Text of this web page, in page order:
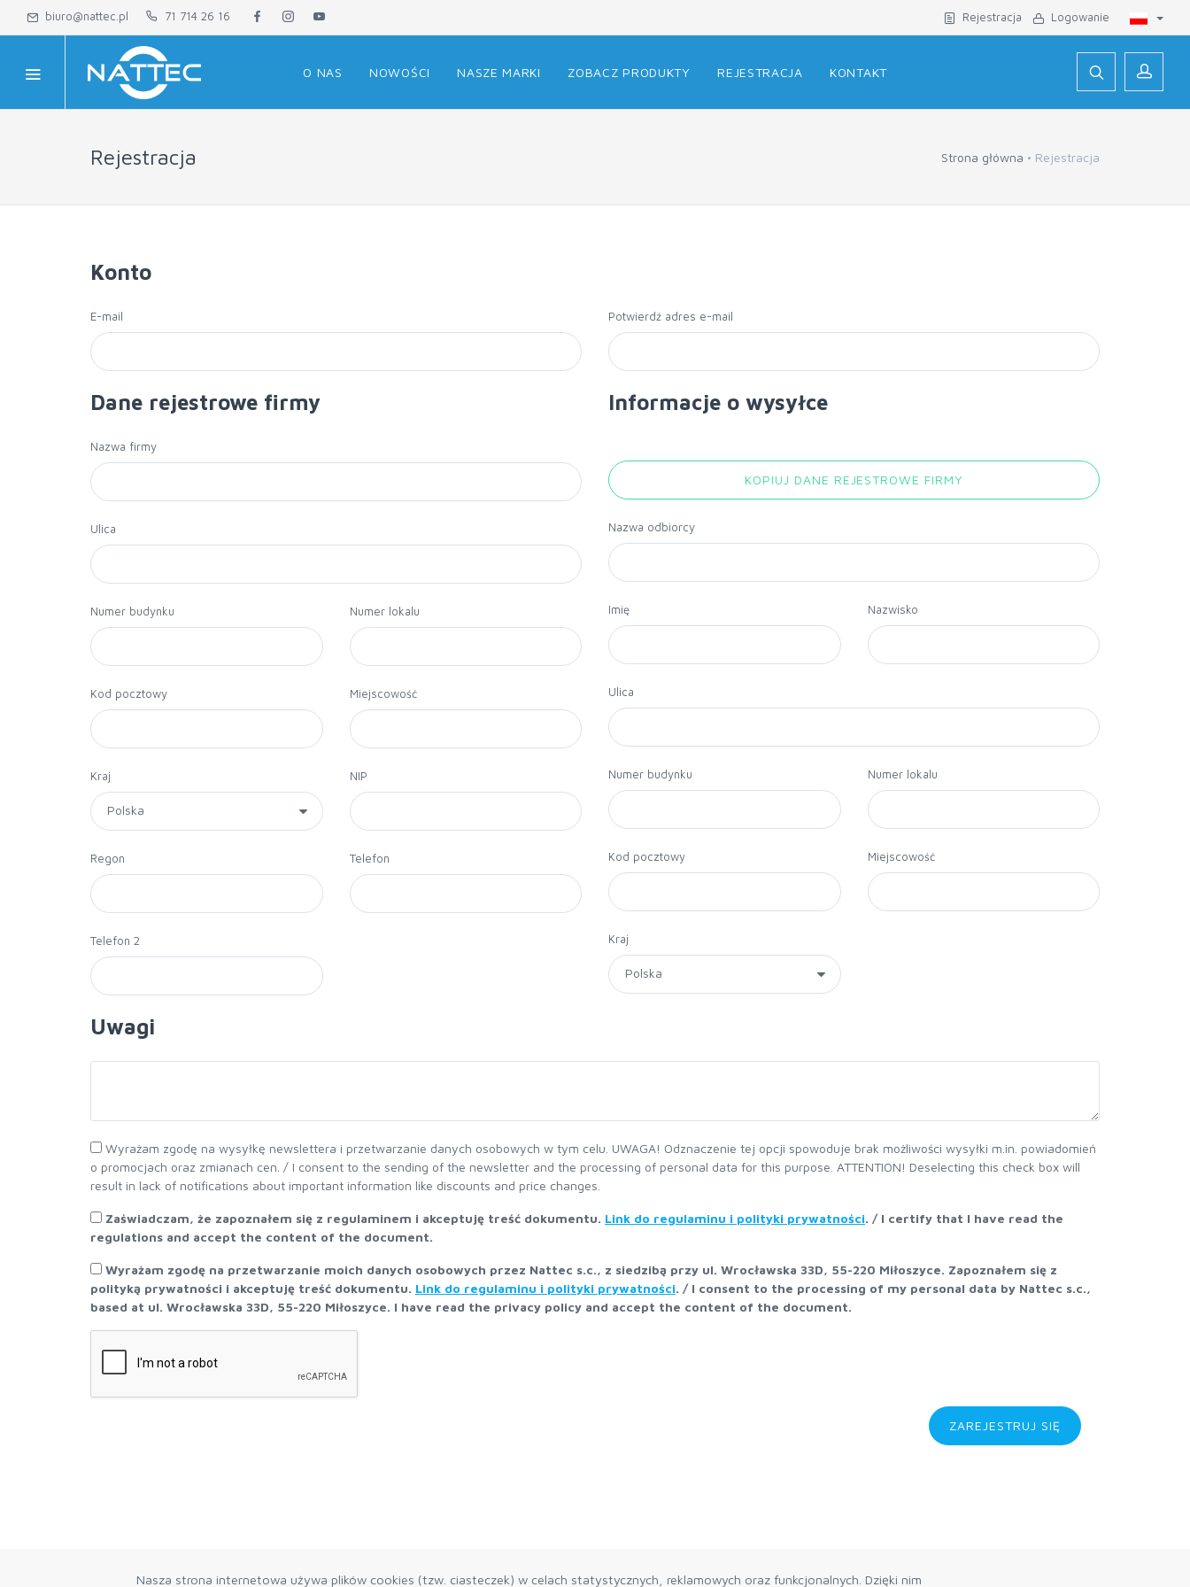
Nasza strona internetowa używa plików cookies (tzw. ciasteczek) w celach statystycznych, reklamowych oraz funkcjonalnych. Dzięki nim
biuro@nattec.pl 71 714 26 16 Rejestracja Logowanie
O NAS NOWOŚCI NASZE MARKI ZOBACZ PRODUKTY REJESTRACJA KONTAKT
Rejestracja Strona główna Rejestracja
Konto
E-mail Potwierdź adres e-mail
Dane rejestrowe firmy
Nazwa firmy
Ulica
Numer budynku Numer lokalu
Kod pocztowy Miejscowość
Kraj NIP
Regon Telefon
Telefon 2
Informacje o wysyłce
KOPIUJ DANE REJESTROWE FIRMY
Nazwa odbiorcy
Imię Nazwisko
Ulica
Numer budynku Numer lokalu
Kod pocztowy Miejscowość
Kraj
Uwagi
Wyrażam zgodę na wysyłkę newslettera i przetwarzanie danych osobowych w tym celu. UWAGA! Odznaczenie tej opcji spowoduje brak możliwości wysyłki m.in. powiadomień
o promocjach oraz zmianach cen. / I consent to the sending of the newsletter and the processing of personal data for this purpose. ATTENTION! Deselecting this check box will
result in lack of notifications about important information like discounts and price changes.
Zaświadczam, że zapoznałem się z regulaminem i akceptuję treść dokumentu. Link do regulaminu i polityki prywatności. / I certify that I have read the
regulations and accept the content of the document.
Wyrażam zgodę na przetwarzanie moich danych osobowych przez Nattec s.c., z siedzibą przy ul. Wrocławska 33D, 55-220 Miłoszyce. Zapoznałem się z
polityką prywatności i akceptuję treść dokumentu. Link do regulaminu i polityki prywatności. / I consent to the processing of my personal data by Nattec s.c.,
based at ul. Wrocławska 33D, 55-220 Miłoszyce. I have read the privacy policy and accept the content of the document.
ZAREJESTRUJ SIĘ